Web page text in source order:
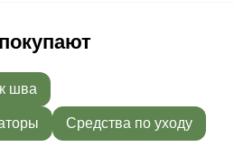
покупают
шва
Средства по уходу